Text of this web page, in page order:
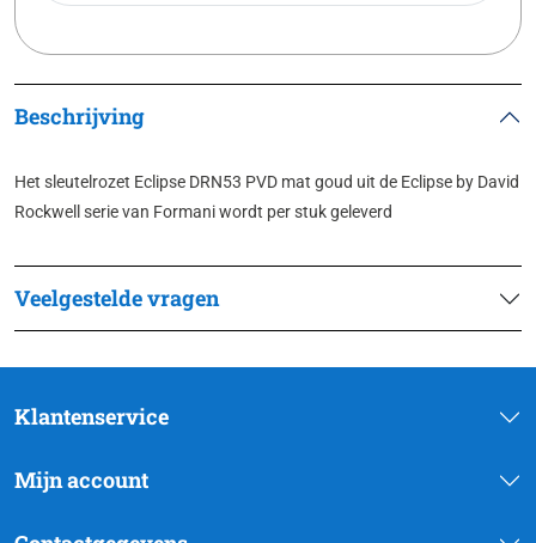
Beschrijving
Het sleutelrozet Eclipse DRN53 PVD mat goud uit de Eclipse by David
Rockwell serie van Formani wordt per stuk geleverd
Veelgestelde vragen
Klantenservice
Mijn account